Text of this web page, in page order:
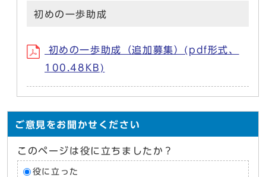
初めの一歩助成
初めの一歩助成（追加募集）(pdf形式、
100.48KB)
ご意見をお聞かせください
このページは役に立ちましたか？
役に立った